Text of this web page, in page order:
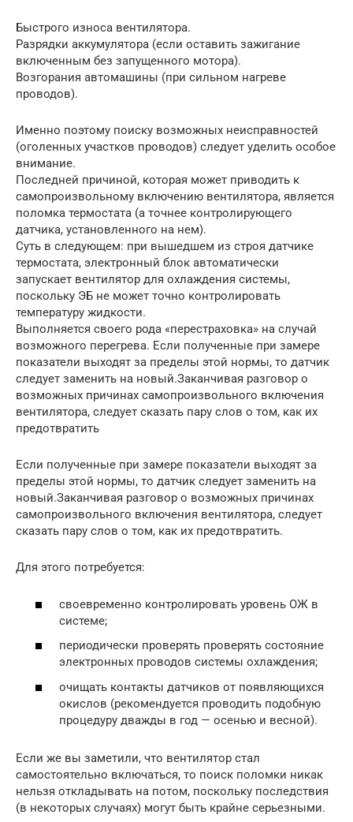
Быстрого износа вентилятора.
Разрядки аккумулятора (если оставить зажигание
включенным без запущенного мотора).
Возгорания автомашины (при сильном нагреве
проводов).
Именно поэтому поиску возможных неисправностей
(оголенных участков проводов) следует уделить особое
внимание.
Последней причиной, которая может приводить к
самопроизвольному включению вентилятора, является
поломка термостата (а точнее контролирующего
датчика, установленного на нем).
Суть в следующем: при вышедшем из строя датчике
термостата, электронный блок автоматически
запускает вентилятор для охлаждения системы,
поскольку ЭБ не может точно контролировать
температуру жидкости.
Выполняется своего рода «перестраховка» на случай
возможного перегрева. Если полученные при замере
показатели выходят за пределы этой нормы, то датчик
следует заменить на новый.Заканчивая разговор о
возможных причинах самопроизвольного включения
вентилятора, следует сказать пару слов о том, как их
предотвратить
Если полученные при замере показатели выходят за
пределы этой нормы, то датчик следует заменить на
новый.Заканчивая разговор о возможных причинах
самопроизвольного включения вентилятора, следует
сказать пару слов о том, как их предотвратить.
Для этого потребуется:
своевременно контролировать уровень ОЖ в
системе;
периодически проверять проверять состояние
электронных проводов системы охлаждения;
очищать контакты датчиков от появляющихся
окислов (рекомендуется проводить подобную
процедуру дважды в год — осенью и весной).
Если же вы заметили, что вентилятор стал
самостоятельно включаться, то поиск поломки никак
нельзя откладывать на потом, поскольку последствия
(в некоторых случаях) могут быть крайне серьезными.